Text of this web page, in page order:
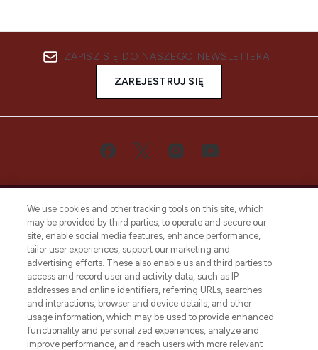
ZAPISZ SIĘ DO NASZEGO NEWSLETTERA
ZAREJESTRUJ SIĘ
Bądź pierwszą osobą, która dowie się o
najnowszych produktach, od niszowych i
uznanych marek, sezonowych trendach i
otrzyma ekskluzywne artykuły redakcyjne
z Sunday Supplement.
Zgoda na pliki cookie
We use cookies and other tracking tools on this site, which
may be provided by third parties, to operate and secure our
site, enable social media features, enhance performance,
tailor user experiences, support our marketing and
advertising efforts. These also enable us and third parties to
access and record user and activity data, such as IP
addresses and online identifiers, referring URLs, searches
and interactions, browser and device details, and other
usage information, which may be used to provide enhanced
functionality and personalized experiences, analyze and
improve performance, and reach users with more relevant